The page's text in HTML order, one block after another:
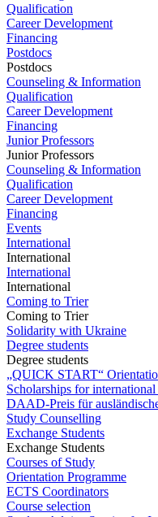
Qualification
Career Development
Financing
Postdocs
Postdocs
Counseling & Information
Qualification
Career Development
Financing
Junior Professors
Junior Professors
Counseling & Information
Qualification
Career Development
Financing
Events
International
International
International
International
Coming to Trier
Coming to Trier
Solidarity with Ukraine
Degree students
Degree students
„QUICK START“
Scholarships for international
DAAD-Preis für
Study Counselling
Exchange Students
Exchange Students
Courses of Study
Orientation Programme
ECTS Coordinators
Course selection